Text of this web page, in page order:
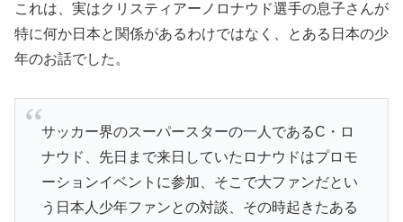
これは、実はクリスティアーノロナウド選手の息子さんが
特に何か日本と関係があるわけではなく、とある日本の少
年のお話でした。
サッカー界のスーパースターの一人であるC・ロ
ナウド、先日まで来日していたロナウドはプロモ
ーションイベントに参加、そこで大ファンだとい
う日本人少年ファンとの対談、その時起きたある